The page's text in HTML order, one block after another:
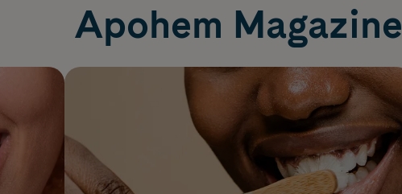
Apohem Magazine